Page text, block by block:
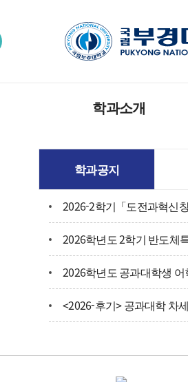
학과소개
학과소개
교육목적 및 인재상
교수진소개 모
학
졸
학과공지